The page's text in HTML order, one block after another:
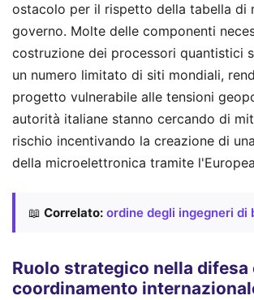
ostacolo per il rispetto della tabella di
governo. Molte delle componenti
costruzione dei processori quantistici
un numero limitato di siti mondiali,
progetto vulnerabile alle tensioni
autorità italiane stanno cercando di
rischio incentivando la creazione di
della microelettronica tramite
📖 Correlato: ordine degli ingegneri di
Ruolo strategico nella difesa
coordinamento